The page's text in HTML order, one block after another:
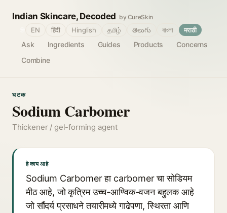
Indian Skincare, Decoded by CureSkin
Ask Ingredients Guides Products
Concerns
Combine
EN हिंदी Hinglish தமிழ் తెలుగు বাংলা मराठी
घटक
Sodium Carbomer
Thickener / gel-forming agent
हे काय आहे
Sodium Carbomer हा carbomer चा सोडियम
मीठ आहे, जो कृत्रिम उच्च-आण्विक-वजन बहुलक आहे
जो सौंदर्य प्रसाधने तयारीमध्ये गाढेपणा, स्थिरता आणि